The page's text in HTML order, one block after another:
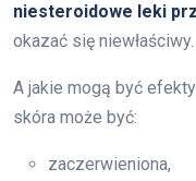
niesteroidowe leki
okazać się niewłaściwy.
A jakie mogą być
skóra może być:
zaczerwieniona,